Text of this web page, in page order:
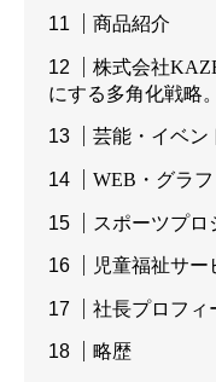
商品紹介
株式会社
にする多角化戦略。
芸能・イベン
WEB・グラ
スポーツプロ
児童福祉サー
社長プロフィ
略歴